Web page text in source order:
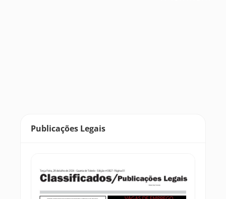
Publicações Legais